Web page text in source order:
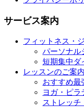
サービス案内
フィットネス・
パーソナル
短期集中ダ
レッスンのご案内
おすすめ最
ヨガ・ピラ
ストレッチ